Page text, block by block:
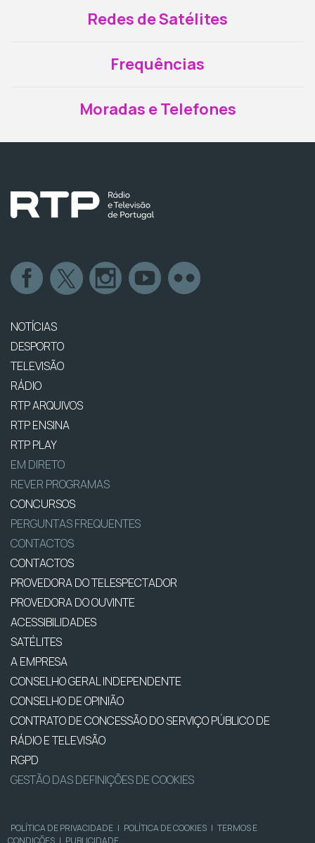
Redes de Satélites
Frequências
Moradas e Telefones
NOTÍCIAS
DESPORTO
TELEVISÃO
RÁDIO
RTP ARQUIVOS
RTP ENSINA
RTP PLAY
EM DIRETO
REVER PROGRAMAS
CONCURSOS
PERGUNTAS FREQUENTES
CONTACTOS
CONTACTOS
PROVEDORA DO TELESPECTADOR
PROVEDORA DO OUVINTE
ACESSIBILIDADES
SATÉLITES
A EMPRESA
CONSELHO GERAL INDEPENDENTE
CONSELHO DE OPINIÃO
CONTRATO DE CONCESSÃO DO SERVIÇO PÚBLICO DE
RÁDIO E TELEVISÃO
RGPD
GESTÃO DAS DEFINIÇÕES DE COOKIES
POLÍTICA DE PRIVACIDADE | POLÍTICA DE COOKIES | TERMOS E
CONDIÇÕES | PUBLICIDADE